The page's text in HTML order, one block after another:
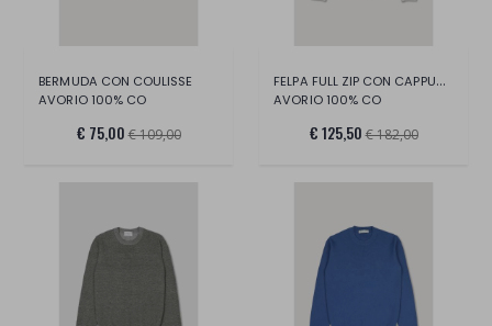
BERMUDA CON COULISSE
AVORIO 100% CO
€ 75,00 € 109,00
FELPA FULL ZIP CON CAPPUCCIO E MARSUPIO
AVORIO 100% CO
€ 125,50 € 182,00